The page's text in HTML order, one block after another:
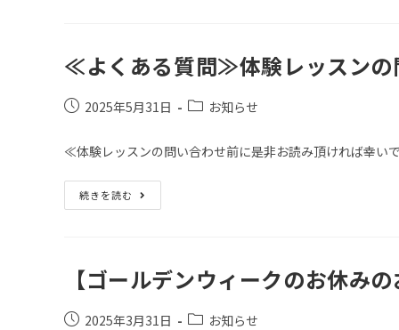
≪よくある質問≫体験レッスンの
2025年5月31日 お知らせ
≪体験レッスンの問い合わせ前に是非お読み頂ければ幸
続きを読む
【ゴールデンウィークのお休み
2025年3月31日 お知らせ